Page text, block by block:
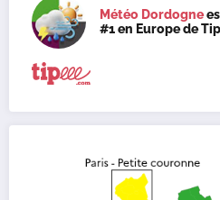
Météo Dordogne
#1 en Europe de